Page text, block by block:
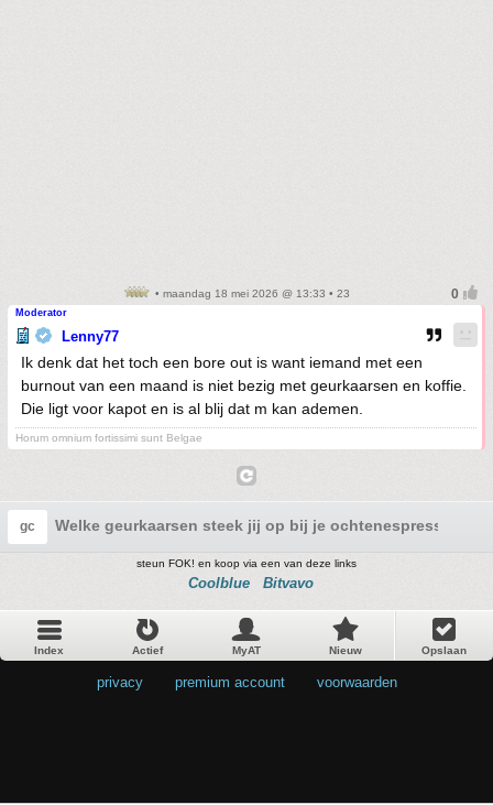
• maandag 18 mei 2026 @ 13:33 • 23
Moderator
Lenny77
Ik denk dat het toch een bore out is want iemand met een
burnout van een maand is niet bezig met geurkaarsen en koffie.
Die ligt voor kapot en is al blij dat m kan ademen.
Horum omnium fortissimi sunt Belgae
gc Welke geurkaarsen steek jij op bij je ochtenespresso?
steun FOK! en koop via een van deze links
Coolblue Bitvavo
Index Actief MyAT Nieuw Opslaan
privacy premium account voorwaarden